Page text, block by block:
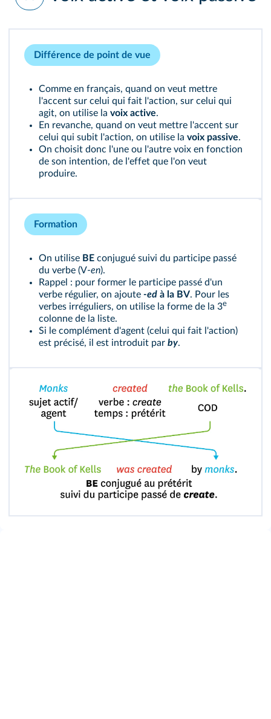
Différence de point de vue
Comme en français, quand on veut mettre
l'accent sur celui qui fait l'action, sur celui qui
agit, on utilise la voix active.
En revanche, quand on veut mettre l'accent sur
celui qui subit l'action, on utilise la voix passive.
On choisit donc l'une ou l'autre voix en fonction
de son intention, de l'effet que l'on veut
produire.
Formation
On utilise BE conjugué suivi du participe passé
du verbe (V-en).
Rappel : pour former le participe passé d'un
verbe régulier, on ajoute -ed à la BV. Pour les
verbes irréguliers, on utilise la forme de la 3e
colonne de la liste.
Si le complément d'agent (celui qui fait l'action)
est précisé, il est introduit par by.